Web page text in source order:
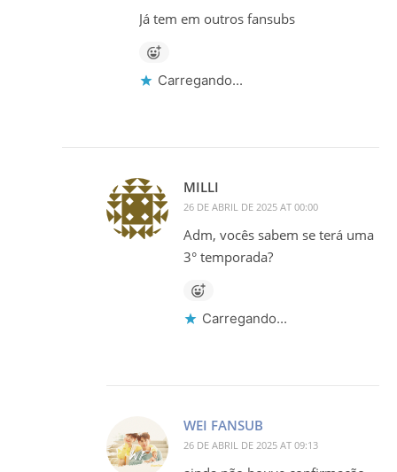
Já tem em outros fansubs
Carregando...
MILLI
26 DE ABRIL DE 2025 AT 00:00
Adm, vocês sabem se terá uma
3° temporada?
Carregando...
WEI FANSUB
26 DE ABRIL DE 2025 AT 09:13